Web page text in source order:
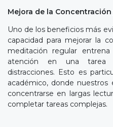
Mejora de la
Uno de los beneficios más
capacidad para mejorar la
meditación regular
atención en una tarea
distracciones. Esto es
académico, donde
concentrarse en largas
completar tareas complejas.